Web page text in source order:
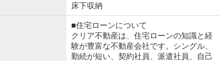
床下収納
■住宅ローンについて
クリア不動産は、住宅ローンの知識と経
験が豊富な不動産会社です。シングル、
勤続が短い、契約社員、派遣社員、自己